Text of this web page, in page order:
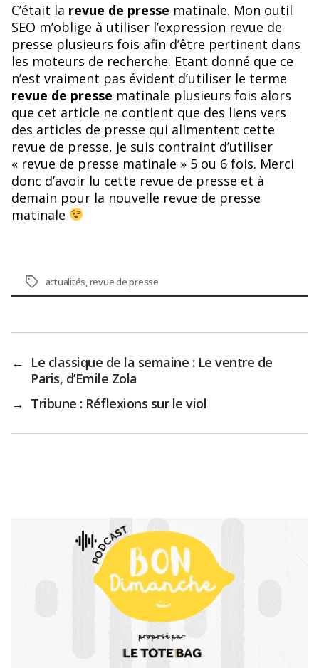
C’était la revue de presse matinale. Mon outil
SEO m’oblige à utiliser l’expression revue de
presse plusieurs fois afin d’être pertinent dans
les moteurs de recherche. Etant donné que ce
n’est vraiment pas évident d’utiliser le terme
revue de presse matinale plusieurs fois alors
que cet article ne contient que des liens vers
des articles de presse qui alimentent cette
revue de presse, je suis contraint d’utiliser
« revue de presse matinale » 5 ou 6 fois. Merci
donc d’avoir lu cette revue de presse et à
demain pour la nouvelle revue de presse
matinale
Étiquettes
actualités,revue de presse
← Le classique de la semaine : Le ventre de
Paris, d’Emile Zola
→ Tribune : Réflexions sur le viol